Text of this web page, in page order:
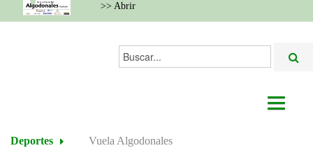
>> Abrir
Buscar...
AYUNTAMIENTO
Deportes Vuela Algodonales